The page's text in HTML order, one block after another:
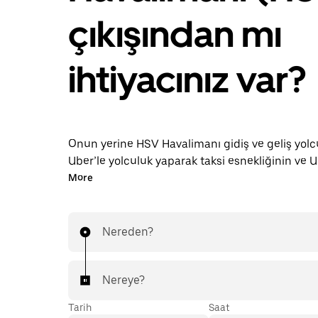
çıkışından mı
ihtiyacınız var?
Onun yerine HSV Havalimanı gidiş ve geliş
Uber’le yolculuk yaparak taksi esnekliğinin ve
faydalı uygulama özelliklerinin keyfini çıkarın.
yolculuk için hesaplı önceden belli ücretler
More
Nereden?
Nereye?
Tarih Saat